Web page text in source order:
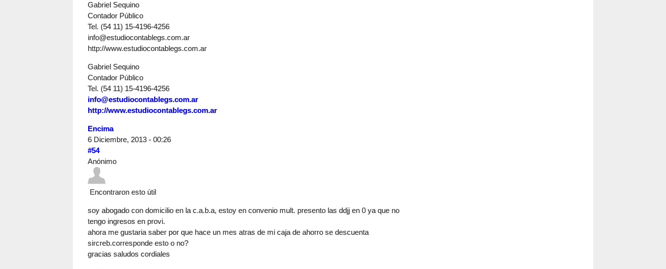
Gabriel Sequino
Contador Público
Tel. (54 11) 15-4196-4256
info@estudiocontablegs.com.ar
http://www.estudiocontablegs.com.ar
Gabriel Sequino
Contador Público
Tel. (54 11) 15-4196-4256
info@estudiocontablegs.com.ar
http://www.estudiocontablegs.com.ar
Encima
6 Diciembre, 2013 - 00:26
#54
Anónimo
Encontraron esto útil
soy abogado con domicilio en la c.a.b.a, estoy en convenio mult. presento las ddjj en 0 ya que no
tengo ingresos en provi.
ahora me gustaria saber por que hace un mes atras de mi caja de ahorro se descuenta
sircreb.corresponde esto o no?
gracias saludos cordiales